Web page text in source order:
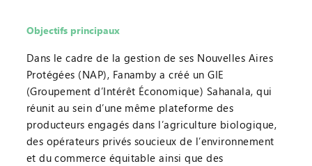
Objectifs principaux
Dans le cadre de la gestion de ses Nouvelles Aires
Protégées (NAP), Fanamby a créé un GIE
(Groupement d’Intérêt Économique) Sahanala, qui
réunit au sein d’une même plateforme des
producteurs engagés dans l’agriculture biologique,
des opérateurs privés soucieux de l’environnement
et du commerce équitable ainsi que des